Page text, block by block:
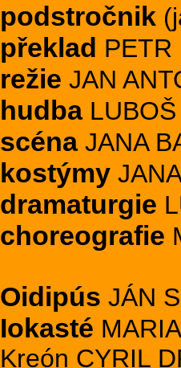
podstročnik
překlad PETR
režie JAN
hudbaLUBOŠ
scénaJANA
kostýmy
dramaturgie
choreografie
Oidipús JÁN
Iokasté
Kreón CYRIL